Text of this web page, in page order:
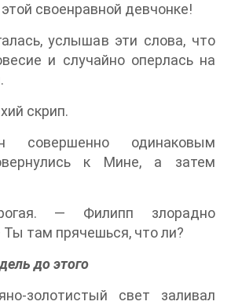
своенравной девчонке!
услышав эти слова, что
и случайно оперлась на
скрип.
одинаковым
к Мине, а затем
— Филипп злорадно
там прячешься, что ли?
до этого
золотистый свет заливал